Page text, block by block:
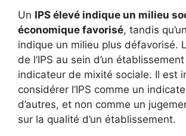
Un IPS élevé indique un milieu
économique favorisé, tandis
indique un milieu plus défavorisé.
de l’IPS au sein d’un
indicateur de mixité sociale. Il est
considérer l’IPS comme un
d’autres, et non comme un
sur la qualité d’un établissement.